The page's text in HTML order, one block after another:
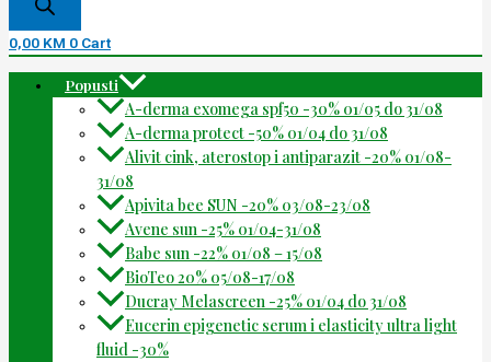
0,00 KM 0 Cart
Popusti
A-derma exomega spf50 -30% 01/05 do 31/08
A-derma protect -50% 01/04 do 31/08
Alivit cink, aterostop i antiparazit -20% 01/08-
31/08
Apivita bee SUN -20% 03/08-23/08
Avene sun -25% 01/04-31/08
Babe sun -22% 01/08 – 15/08
BioTeo 20% 05/08-17/08
Ducray Melascreen -25% 01/04 do 31/08
Eucerin epigenetic serum i elasticity ultra light
fluid -30%